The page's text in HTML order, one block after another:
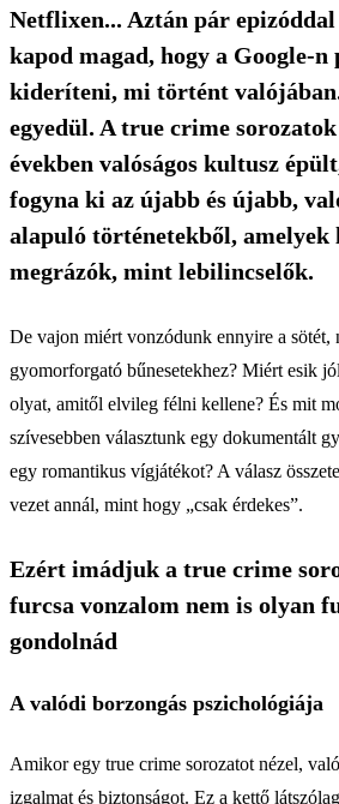
Netflixen... Aztán pár epizóddal
kapod magad, hogy a Google-n
kideríteni, mi történt
egyedül. A true crime
években valóságos kultusz
fogyna ki az újabb és újabb,
alapuló történetekből, amelyek
megrázók, mint lebilincselők.
De vajon miért vonzódunk ennyire a sötét,
gyomorforgató bűnesetekhez? Miért esik
olyat, amitől elvileg félni kellene? És mit
szívesebben választunk egy dokumentált
egy romantikus vígjátékot? A válasz
vezet annál, mint hogy „csak érdekes”.
Ezért imádjuk a true crime
furcsa vonzalom nem is olyan
gondolnád
A valódi borzongás pszichológiája
Amikor egy true crime sorozatot nézel,
izgalmat és biztonságot. Ez a kettő